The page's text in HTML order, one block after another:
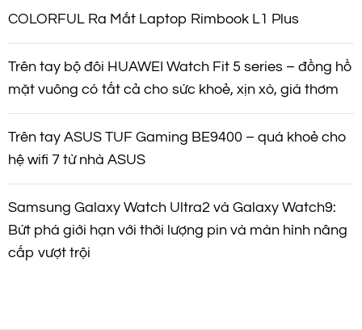
COLORFUL Ra Mắt Laptop Rimbook L1 Plus
Trên tay bộ đôi HUAWEI Watch Fit 5 series – đồng hồ
mặt vuông có tất cả cho sức khoẻ, xịn xò, giá thơm
Trên tay ASUS TUF Gaming BE9400 – quá khoẻ cho
hệ wifi 7 từ nhà ASUS
Samsung Galaxy Watch Ultra2 và Galaxy Watch9:
Bứt phá giới hạn với thời lượng pin và màn hình nâng
cấp vượt trội